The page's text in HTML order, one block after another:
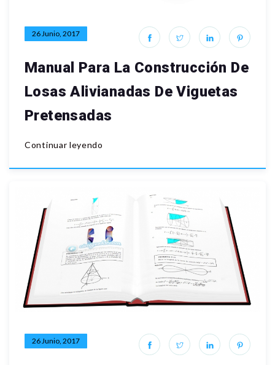
26 Junio, 2017
Manual Para La Construcción De
Losas Alivianadas De Viguetas
Pretensadas
Continuar leyendo
26 Junio, 2017